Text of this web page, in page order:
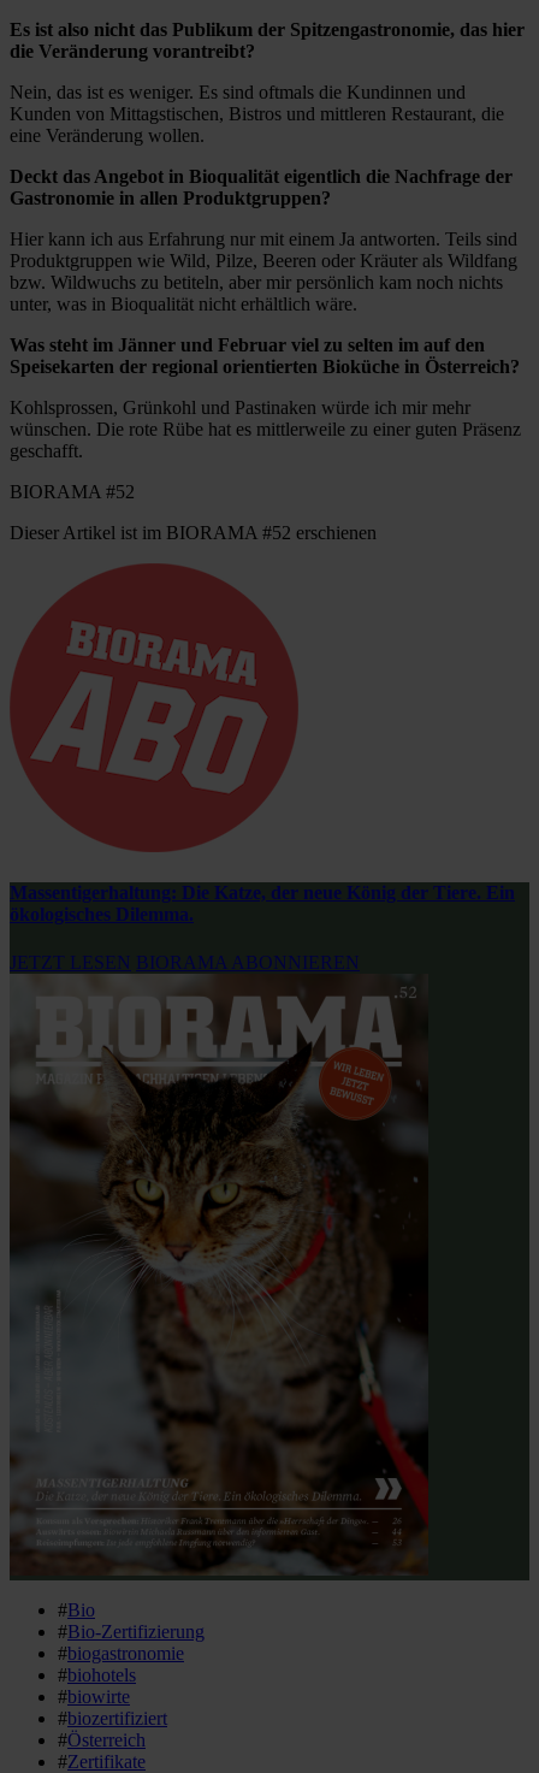
Es ist also nicht das Publikum der Spitzengastronomie, das hier
die Veränderung vorantreibt?
Nein, das ist es weniger. Es sind oftmals die Kundinnen und
Kunden von Mittagstischen, Bistros und mittleren Restaurant, die
eine Veränderung wollen.
Deckt das Angebot in Bioqualität eigentlich die Nachfrage der
Gastronomie in allen Produktgruppen?
Hier kann ich aus Erfahrung nur mit einem Ja antworten. Teils sind
Produktgruppen wie Wild, Pilze, Beeren oder Kräuter als Wildfang
bzw. Wildwuchs zu betiteln, aber mir persönlich kam noch nichts
unter, was in Bioqualität nicht erhältlich wäre.
Was steht im Jänner und Februar viel zu selten im auf den
Speisekarten der regional orientierten Bioküche in Österreich?
Kohlsprossen, Grünkohl und Pastinaken würde ich mir mehr
wünschen. Die rote Rübe hat es mittlerweile zu einer guten Präsenz
geschafft.
BIORAMA #52
Dieser Artikel ist im BIORAMA #52 erschienen
Massentigerhaltung: Die Katze, der neue König der Tiere. Ein
ökologisches Dilemma.
JETZT LESEN BIORAMA ABONNIEREN
#Bio
#Bio-Zertifizierung
#biogastronomie
#biohotels
#biowirte
#biozertifiziert
#Österreich
#Zertifikate